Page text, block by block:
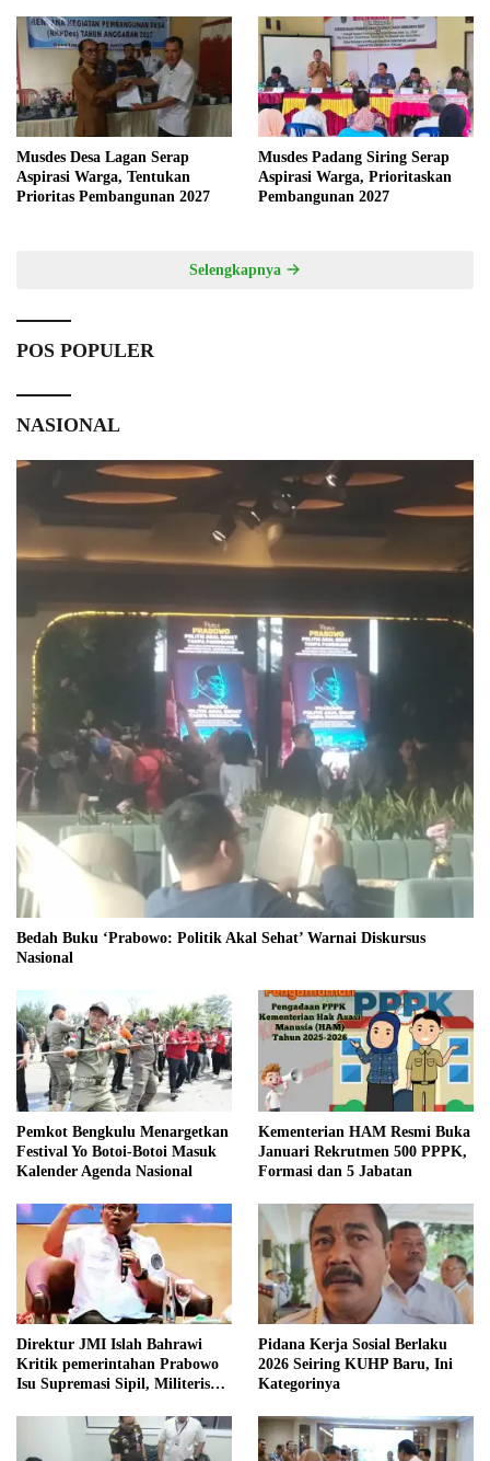
Musdes Desa Lagan Serap
Aspirasi Warga, Tentukan
Prioritas Pembangunan 2027
Musdes Padang Siring Serap
Aspirasi Warga, Prioritaskan
Pembangunan 2027
Selengkapnya
POS POPULER
NASIONAL
Bedah Buku ‘Prabowo: Politik Akal Sehat’ Warnai Diskursus
Nasional
Pemkot Bengkulu Menargetkan
Festival Yo Botoi-Botoi Masuk
Kalender Agenda Nasional
Kementerian HAM Resmi Buka
Januari Rekrutmen 500 PPPK,
Formasi dan 5 Jabatan
Direktur JMI Islah Bahrawi
Kritik pemerintahan Prabowo
Isu Supremasi Sipil, Militerisasi,
Pidana Kerja Sosial Berlaku
2026 Seiring KUHP Baru, Ini
Kategorinya